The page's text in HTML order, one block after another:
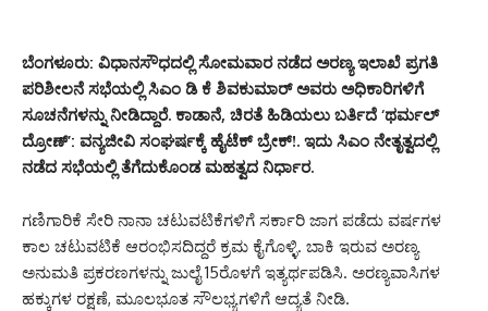
ಬೆಂಗಳೂರು: ವಿಧಾನಸೌಧದಲ್ಲಿ ಸೋಮವಾರ ನಡೆದ ಅರಣ್ಯ ಇಲಾಖೆ ಪ್ರಗತಿ
ಪರಿಶೀಲನೆ ಸಭೆಯಲ್ಲಿ ಸಿಎಂ ಡಿ ಕೆ ಶಿವಕುಮಾರ್ ಅವರು ಅಧಿಕಾರಿಗಳಿಗೆ
ಸೂಚನೆಗಳನ್ನು ನೀಡಿದ್ದಾರೆ. ಕಾಡಾನೆ, ಚಿರತೆ ಹಿಡಿಯಲು ಬರ್ತಿದೆ ‘ಥರ್ಮಲ್
ದ್ರೋಣ್’: ವನ್ಯಜೀವಿ ಸಂಘರ್ಷಕ್ಕೆ ಹೈಟೆಕ್ ಬ್ರೇಕ್!. ಇದು ಸಿಎಂ ನೇತೃತ್ವದಲ್ಲಿ
ನಡೆದ ಸಭೆಯಲ್ಲಿ ತೆಗೆದುಕೊಂಡ ಮಹತ್ವದ ನಿರ್ಧಾರ.
ಗಣಿಗಾರಿಕೆ ಸೇರಿ ನಾನಾ ಚಟುವಟಿಕೆಗಳಿಗೆ ಸರ್ಕಾರಿ ಜಾಗ ಪಡೆದು ವರ್ಷಗಳ
ಕಾಲ ಚಟುವಟಿಕೆ ಆರಂಭಿಸದಿದ್ದರೆ ಕ್ರಮ ಕೈಗೊಳ್ಳಿ. ಬಾಕಿ ಇರುವ ಅರಣ್ಯ
ಅನುಮತಿ ಪ್ರಕರಣಗಳನ್ನು ಜುಲೈ 15ರೊಳಗೆ ಇತ್ಯರ್ಥಪಡಿಸಿ. ಅರಣ್ಯವಾಸಿಗಳ
ಹಕ್ಕುಗಳ ರಕ್ಷಣೆ, ಮೂಲಭೂತ ಸೌಲಭ್ಯಗಳಿಗೆ ಆದ್ಯತೆ ನೀಡಿ.